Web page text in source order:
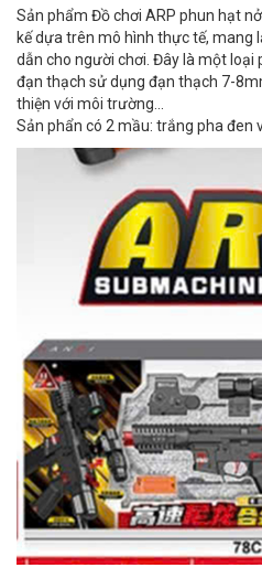
Sản phẩm Đồ chơi ARP phun hạt
kế dựa trên mô hình thực tế, mang
dẫn cho người chơi. Đây là một loại
đạn thạch sử dụng đạn thạch 7-
thiện với môi trường...
Sản phẩn có 2 mầu: trắng pha đen